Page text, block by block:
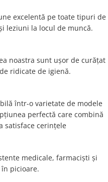
excelentă pe toate tipuri de
leziuni la locul de muncă.
noastra sunt ușor de curățat
ridicate de igienă.
într-o varietate de modele
perfectă care combină
satisface cerințele
medicale, farmaciști și
picioare.